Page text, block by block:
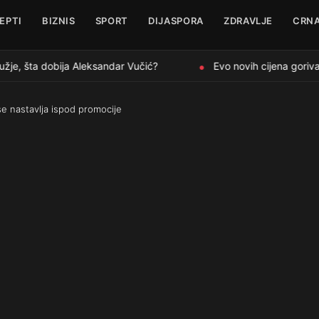
BIZNIS SPORT DIJASPORA ZDRAVLJE
šta dobija Aleksandar Vučić? Evo novih cijena
nastavlja ispod promocije